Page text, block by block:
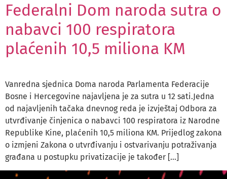
Federalni Dom naroda sutra o
nabavci 100 respiratora
plaćenih 10,5 miliona KM
Vanredna sjednica Doma naroda Parlamenta Federacije
Bosne i Hercegovine najavljena je za sutra u 12 sati.Jedna
od najavljenih tačaka dnevnog reda je izvještaj Odbora za
utvrđivanje činjenica o nabavci 100 respiratora iz Narodne
Republike Kine, plaćenih 10,5 miliona KM. Prijedlog zakona
o izmjeni Zakona o utvrđivanju i ostvarivanju potraživanja
građana u postupku privatizacije je također […]